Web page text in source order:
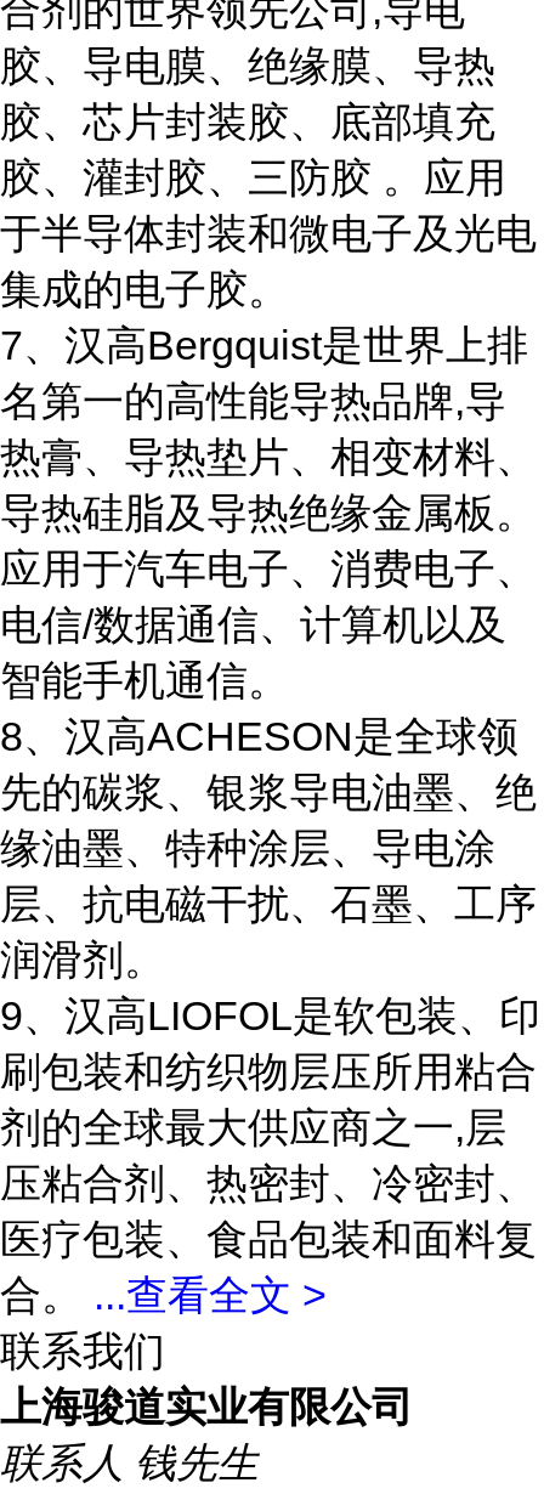
合剂的世界领先公司,导电
胶、导电膜、绝缘膜、导热
胶、芯片封装胶、底部填充
胶、灌封胶、三防胶 。应用
于半导体封装和微电子及光电
集成的电子胶。
7、汉高Bergquist是世界上排
名第一的高性能导热品牌,导
热膏、导热垫片、相变材料、
导热硅脂及导热绝缘金属板。
应用于汽车电子、消费电子、
电信/数据通信、计算机以及
智能手机通信。
8、汉高ACHESON是全球领
先的碳浆、银浆导电油墨、绝
缘油墨、特种涂层、导电涂
层、抗电磁干扰、石墨、工序
润滑剂。
9、汉高LIOFOL是软包装、印
刷包装和纺织物层压所用粘合
剂的全球最大供应商之一,层
压粘合剂、热密封、冷密封、
医疗包装、食品包装和面料复
合。 ...查看全文 >
联系我们
上海骏道实业有限公司
联系人 钱先生